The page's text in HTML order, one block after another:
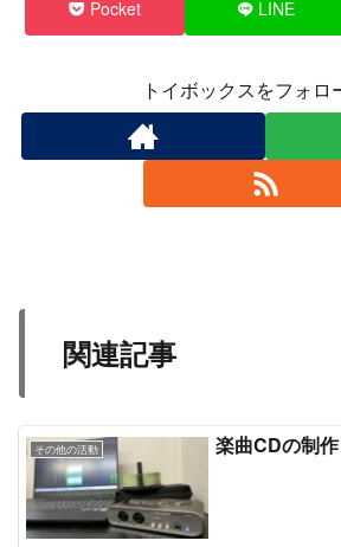
Pocket LINE
トイボックスをフォロ
関連記事
その他の活動 楽曲CDの制作